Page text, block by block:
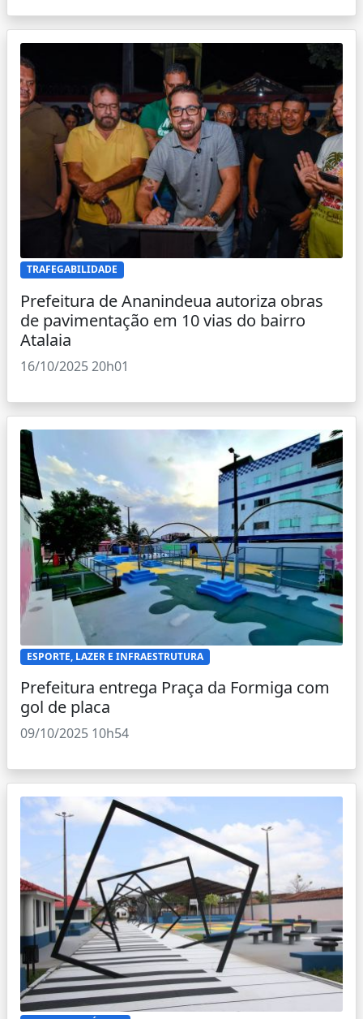
TRAFEGABILIDADE
Prefeitura de Ananindeua autoriza obras
de pavimentação em 10 vias do bairro
Atalaia
16/10/2025 20h01
ESPORTE, LAZER E INFRAESTRUTURA
Prefeitura entrega Praça da Formiga com
gol de placa
09/10/2025 10h54